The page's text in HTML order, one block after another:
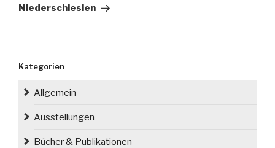
Niederschlesien
Kategorien
Allgemein
Ausstellungen
Bücher & Publikationen